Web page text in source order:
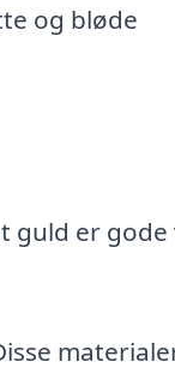
og bløde
guld er gode